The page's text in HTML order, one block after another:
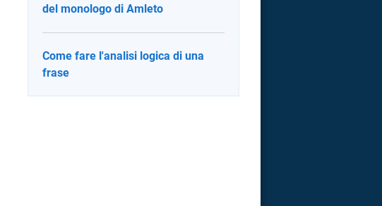
del monologo di Amleto
Come fare l'analisi logica di una
frase